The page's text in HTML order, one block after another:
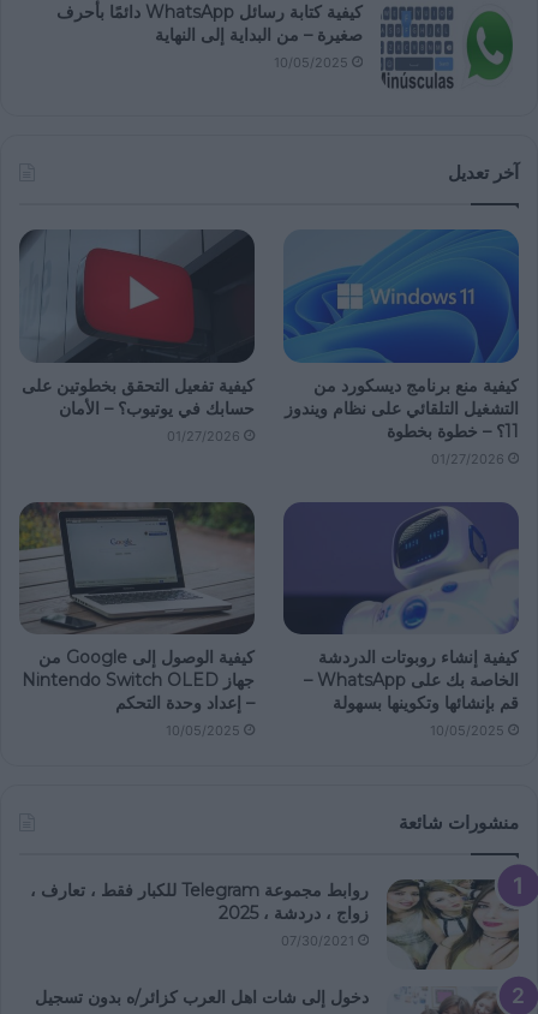
كيفية كتابة رسائل WhatsApp دائمًا بأحرف
صغيرة – من البداية إلى النهاية
10/05/2025
آخر تعديل
كيفية منع برنامج ديسكورد من
التشغيل التلقائي على نظام ويندوز
11؟ – خطوة بخطوة
01/27/2026
كيفية تفعيل التحقق بخطوتين على
حسابك في يوتيوب؟ – الأمان
01/27/2026
كيفية إنشاء روبوتات الدردشة
الخاصة بك على WhatsApp –
قم بإنشائها وتكوينها بسهولة
10/05/2025
كيفية الوصول إلى Google من
جهاز Nintendo Switch OLED
– إعداد وحدة التحكم
10/05/2025
منشورات شائعة
روابط مجموعة Telegram للكبار فقط ، تعارف ،
زواج ، دردشة ، 2025
07/30/2021
دخول إلى شات اهل العرب كزائر/ه بدون تسجيل